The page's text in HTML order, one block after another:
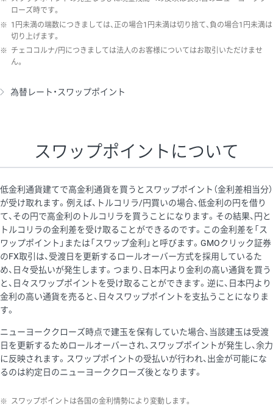
ローズ時です。
※ 1円未満の端数につきましては、正の場合1円未満は切り捨て、負の場合1円未満は
切り上げます。
※ チェココルナ/円につきましては法人のお客様についてはお取引いただけませ
ん。
為替レート・スワップポイント
スワップポイントについて
低金利通貨建てで高金利通貨を買うとスワップポイント（金利差相当分）
が受け取れます。例えば、トルコリラ/円買いの場合、低金利の円を借り
て、その円で高金利のトルコリラを買うことになります。その結果、円と
トルコリラの金利差を受け取ることができるのです。この金利差を「ス
ワップポイント」または「スワップ金利」と呼びます。GMOクリック証券
のFX取引は、受渡日を更新するロールオーバー方式を採用しているた
め、日々受払いが発生します。つまり、日本円より金利の高い通貨を買う
と、日々スワップポイントを受け取ることができます。逆に、日本円より
金利の高い通貨を売ると、日々スワップポイントを支払うことになりま
す。
ニューヨーククローズ時点で建玉を保有していた場合、当該建玉は受渡
日を更新するためロールオーバーされ、スワップポイントが発生し、余力
に反映されます。スワップポイントの受払いが行われ、出金が可能にな
るのは約定日のニューヨーククローズ後となります。
※ スワップポイントは各国の金利情勢により変動します。